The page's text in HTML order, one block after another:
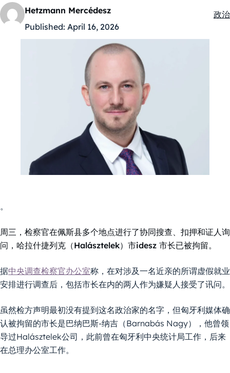
Hetzmann Mercédesz
Published: April 16, 2026
政治
。
周三，检察官在佩斯县多个地点进行了协同搜查、扣押和证人询
问，哈拉什捷列克（Halásztelek）市idesz 市长已被拘留。
据中央调查检察官办公室称，在对涉及一名近亲的所谓虚假就业
安排进行调查后，包括市长在内的两人作为嫌疑人接受了讯问。
虽然检方声明最初没有提到这名政治家的名字，但匈牙利媒体确
认被拘留的市长是巴纳巴斯-纳吉（Barnabás Nagy），他曾领
导过Halásztelek公司，此前曾在匈牙利中央统计局工作，后来
在总理办公室工作。